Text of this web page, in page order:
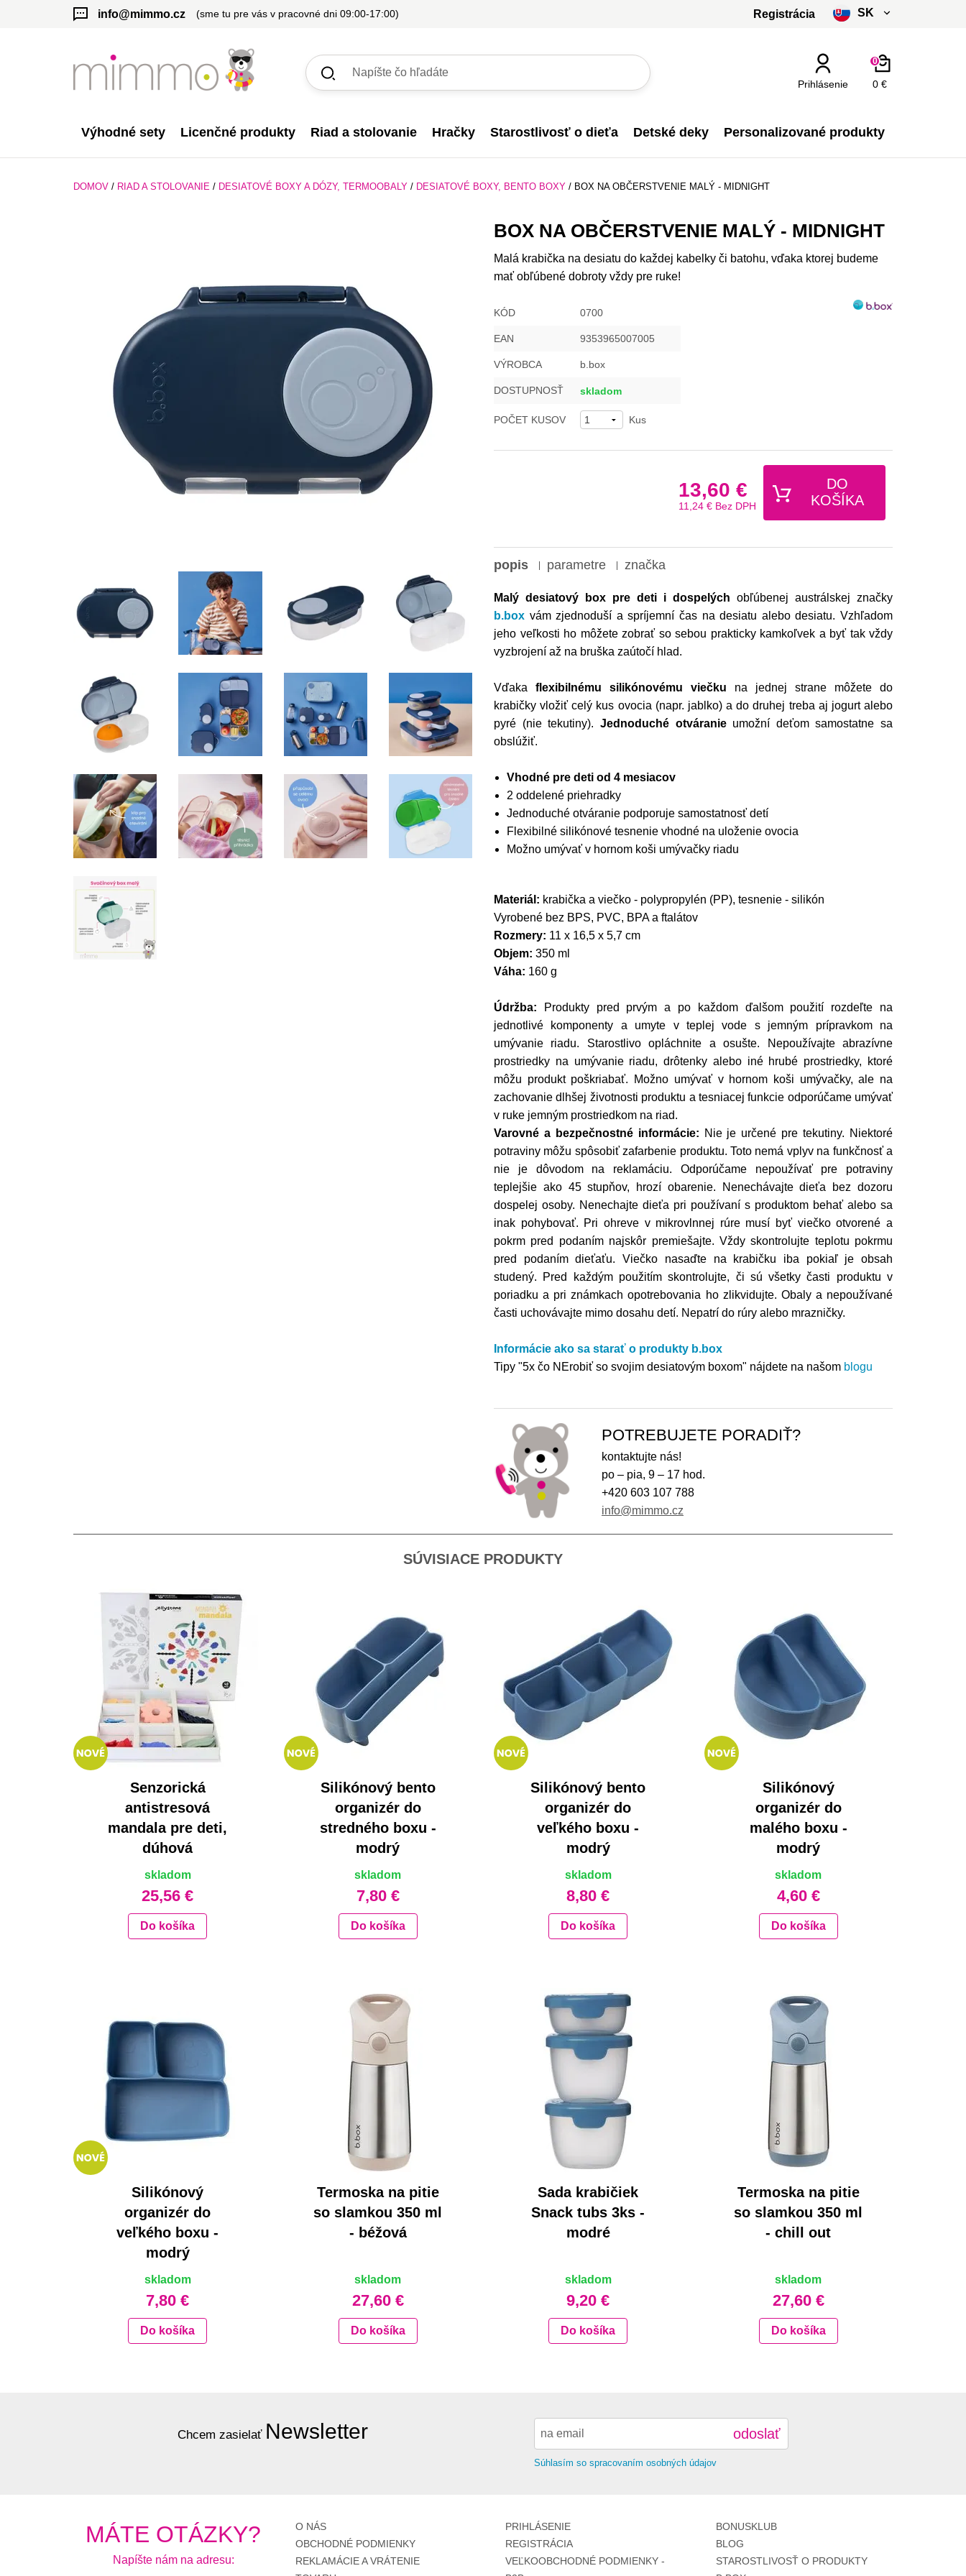
info@mimmo.cz (sme tu pre vás v pracovné dni 09:00-17:00) Registrácia SK
slovenčina
€ - EUR
Prihlásenie 0 €
0
Výhodné sety Licenčné produkty Riad a stolovanie Hračky Starostlivosť o dieťa Detské deky Personalizované produkty
DOMOV / RIAD A STOLOVANIE / DESIATOVÉ BOXY A DÓZY, TERMOOBALY / DESIATOVÉ BOXY, BENTO BOXY / BOX NA OBČERSTVENIE MALÝ - MIDNIGHT
BOX NA OBČERSTVENIE MALÝ - MIDNIGHT
Malá krabička na desiatu do každej kabelky či batohu, vďaka ktorej budeme
mať obľúbené dobroty vždy pre ruke!
KÓD 0700
EAN 9353965007005
VÝROBCA b.box
DOSTUPNOSŤ skladom
POČET KUSOV Kus
13,60 €
11,24 € Bez DPH
DO
KOŠÍKA
popis parametre značka
Malý desiatový box pre deti i dospelých obľúbenej austrálskej značky
b.box vám zjednoduší a spríjemní čas na desiatu alebo desiatu. Vzhľadom
jeho veľkosti ho môžete zobrať so sebou prakticky kamkoľvek a byť tak vždy
vyzbrojení až na bruška zaútočí hlad.
Vďaka flexibilnému silikónovému viečku na jednej strane môžete do
krabičky vložiť celý kus ovocia (napr. jablko) a do druhej treba aj jogurt alebo
pyré (nie tekutiny). Jednoduché otváranieumožní deťom samostatne sa
obslúžiť.
Vhodné pre deti od 4 mesiacov
2 oddelené priehradky
Jednoduché otváranie podporuje samostatnosť detí
Flexibilné silikónové tesnenie vhodné na uloženie ovocia
Možno umývať v hornom koši umývačky riadu
Materiál: krabička a viečko - polypropylén (PP), tesnenie - silikón
Vyrobené bez BPS, PVC, BPA a ftalátov
Rozmery: 11 x 16,5 x 5,7 cm
Objem: 350 ml
Váha: 160 g
Údržba:
Produkty pred prvým a po každom ďalšom použití rozdeľte na
jednotlivé komponenty a umyte v teplej vode s jemným prípravkom na
umývanie riadu. Starostlivo opláchnite a osušte. Nepoužívajte abrazívne
prostriedky na umývanie riadu, drôtenky alebo iné hrubé prostriedky, ktoré
môžu produkt poškriabať. Možno umývať v hornom koši umývačky, ale na
zachovanie dlhšej životnosti produktu a tesniacej funkcie odporúčame umývať
v ruke jemným prostriedkom na riad.
Varovné a bezpečnostné informácie: Nie je určené pre tekutiny. Niektoré
potraviny môžu spôsobiť zafarbenie produktu. Toto nemá vplyv na funkčnosť a
nie je dôvodom na reklamáciu. Odporúčame nepoužívať pre potraviny
teplejšie ako 45 stupňov, hrozí obarenie. Nenechávajte dieťa bez dozoru
dospelej osoby. Nenechajte dieťa pri používaní s produktom behať alebo sa
inak pohybovať. Pri ohreve v mikrovlnnej rúre musí byť viečko otvorené a
pokrm pred podaním najskôr premiešajte. Vždy skontrolujte teplotu pokrmu
pred podaním dieťaťu. Viečko nasaďte na krabičku iba pokiaľ je obsah
studený. Pred každým použitím skontrolujte, či sú všetky časti produktu v
poriadku a pri známkach opotrebovania ho zlikvidujte. Obaly a nepoužívané
časti uchovávajte mimo dosahu detí. Nepatrí do rúry alebo mrazničky.
Informácie ako sa starať o produkty b.box
Tipy "5x čo NErobiť so svojim desiatovým boxom" nájdete na našom blogu
POTREBUJETE PORADIŤ?
kontaktujte nás!
po – pia, 9 – 17 hod.
+420 603 107 788
info@mimmo.cz
SÚVISIACE PRODUKTY
Senzorická
antistresová
mandala pre deti,
dúhová
skladom
25,56 €
Do košíka
Silikónový bento
organizér do
stredného boxu -
modrý
skladom
7,80 €
Do košíka
Silikónový bento
organizér do
veľkého boxu -
modrý
skladom
8,80 €
Do košíka
Silikónový
organizér do
malého boxu -
modrý
skladom
4,60 €
Do košíka
Silikónový
organizér do
veľkého boxu -
modrý
skladom
7,80 €
Do košíka
Termoska na pitie
so slamkou 350 ml
- béžová
skladom
27,60 €
Do košíka
Sada krabičiek
Snack tubs 3ks -
modré
skladom
9,20 €
Do košíka
Termoska na pitie
so slamkou 350 ml
- chill out
skladom
27,60 €
Do košíka
Chcem zasielať Newsletter odoslať
Súhlasím so spracovaním osobných údajov
MÁTE OTÁZKY?
Napíšte nám na adresu:
O NÁS
OBCHODNÉ PODMIENKY
REKLAMÁCIE A VRÁTENIE
PRIHLÁSENIE
REGISTRÁCIA
VEĽKOOBCHODNÉ PODMIENKY -
BONUSKLUB
BLOG
STAROSTLIVOSŤ O PRODUKTY